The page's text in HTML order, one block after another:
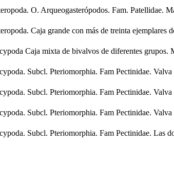
O. Arqueogasterópodos. Fam. Patellidae.
Caja grande con más de treinta ejemplares
Caja mixta de bivalvos de diferentes grupos.
Subcl. Pteriomorphia. Fam Pectinidae. Valva
Subcl. Pteriomorphia. Fam Pectinidae. Valva
Subcl. Pteriomorphia. Fam Pectinidae. Valva
Subcl. Pteriomorphia. Fam Pectinidae. Las